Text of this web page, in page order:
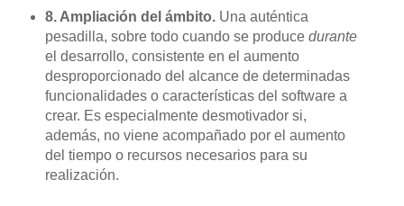
8. Ampliación del ámbito.Una auténtica
pesadilla, sobre todo cuando se produce durante
el desarrollo, consistente en el aumento
desproporcionado del alcance de determinadas
funcionalidades o características del software a
crear. Es especialmente desmotivador si,
además, no viene acompañado por el aumento
del tiempo o recursos necesarios para su
realización.